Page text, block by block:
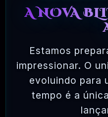
04 - QUAIS OS
05 - COMO
1 UNICO PRODUTO?
A NOVA
Estamos
impressionar. O
evoluindo para
tempo é a